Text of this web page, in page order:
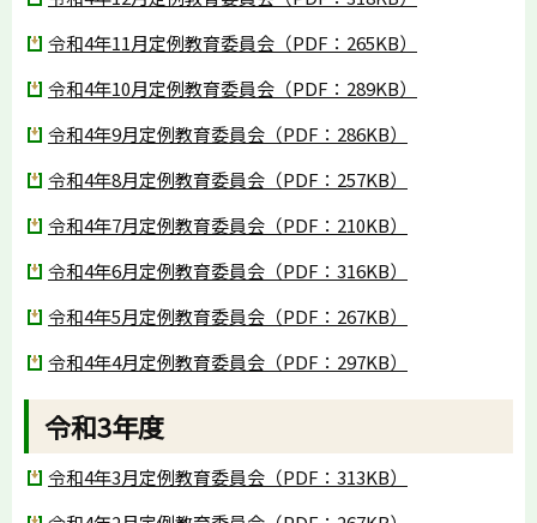
令和4年11月定例教育委員会（PDF：265KB）
令和4年10月定例教育委員会（PDF：289KB）
令和4年9月定例教育委員会（PDF：286KB）
令和4年8月定例教育委員会（PDF：257KB）
令和4年7月定例教育委員会（PDF：210KB）
令和4年6月定例教育委員会（PDF：316KB）
令和4年5月定例教育委員会（PDF：267KB）
令和4年4月定例教育委員会（PDF：297KB）
令和3年度
令和4年3月定例教育委員会（PDF：313KB）